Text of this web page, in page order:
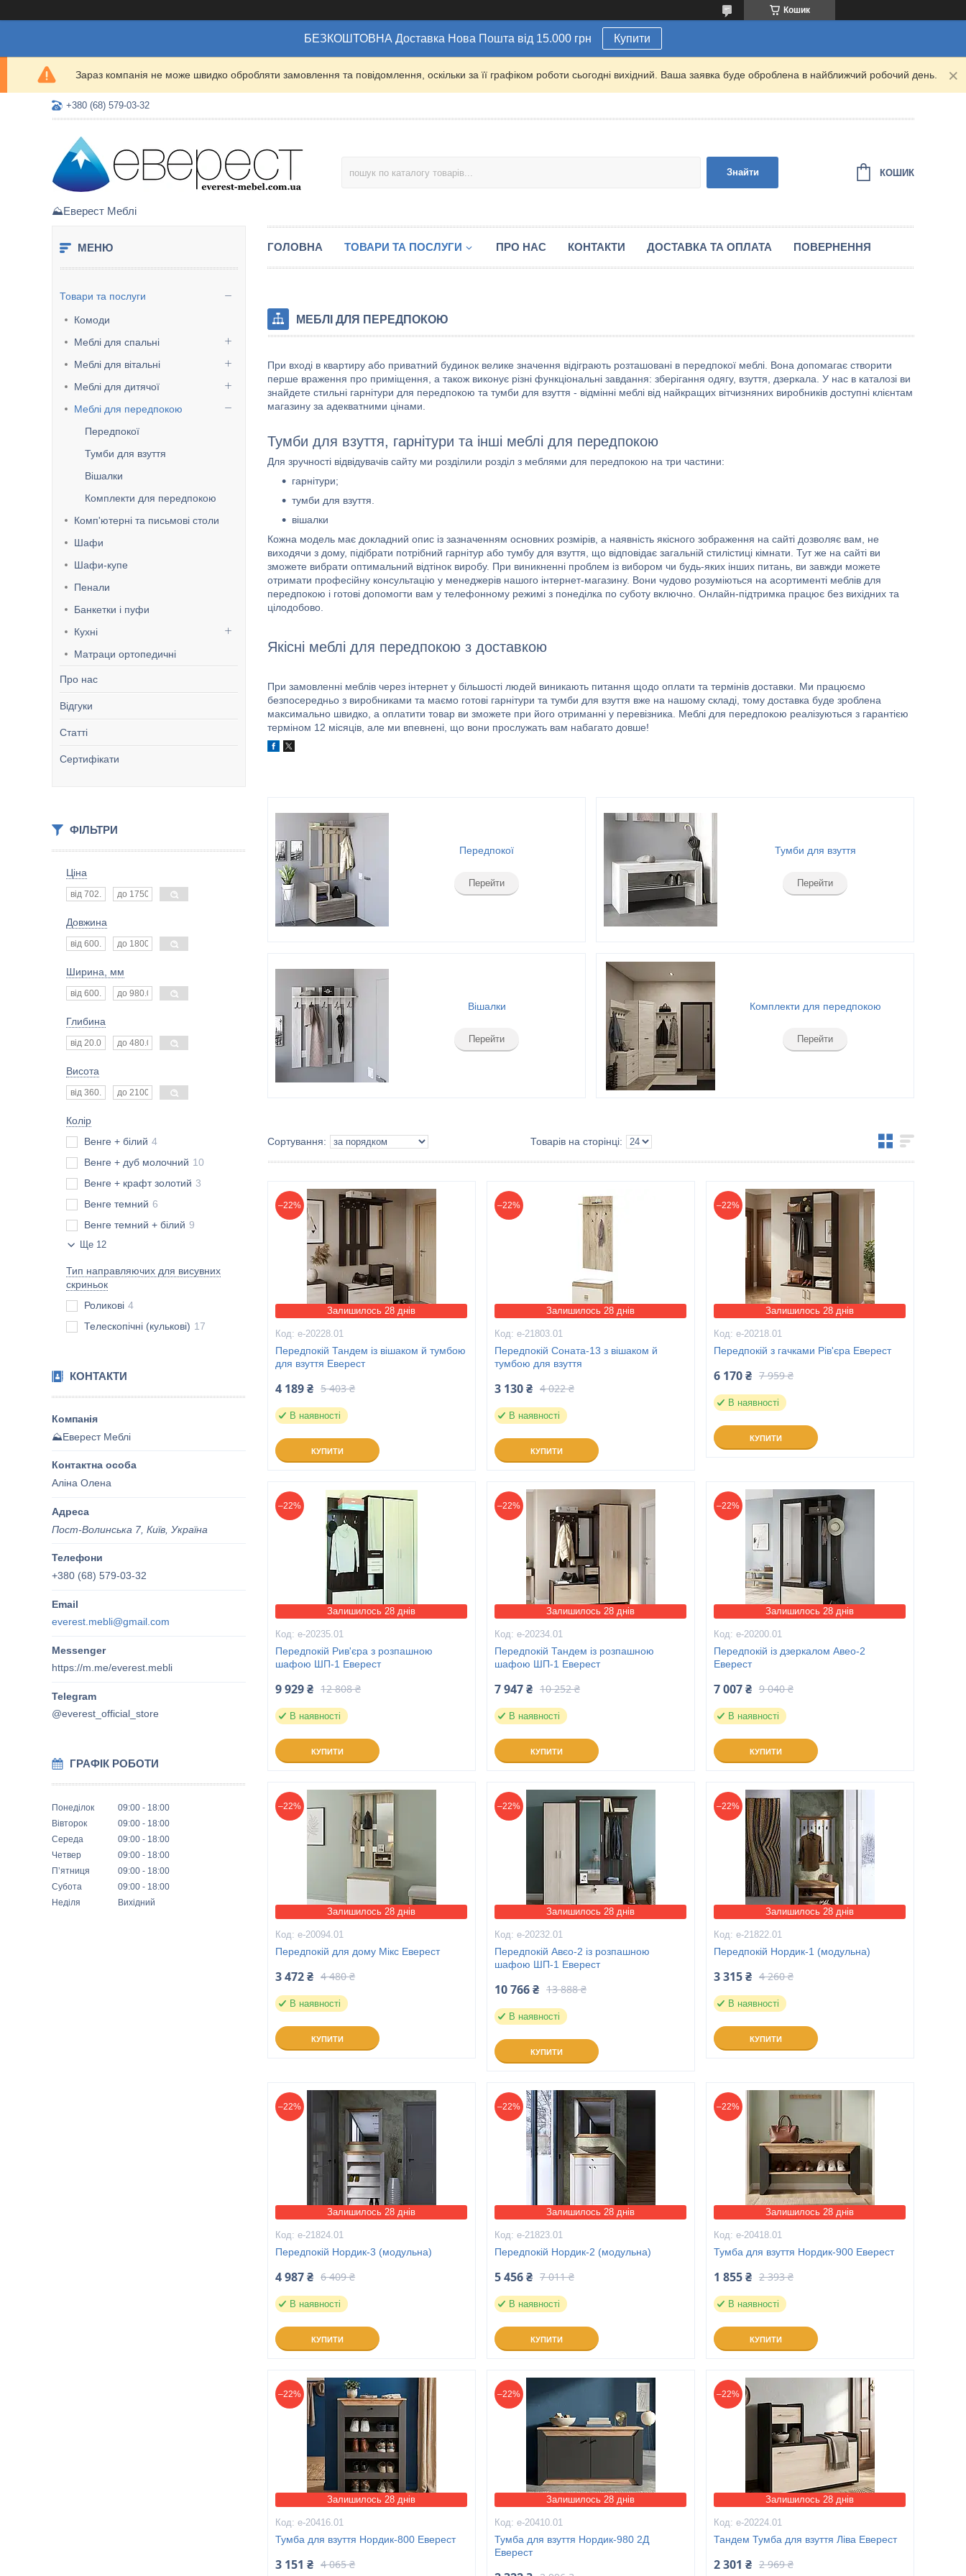
Кошик
БЕЗКОШТОВНА Доставка Нова Пошта від 15.000 грн Купити
Зараз компанія не може швидко обробляти замовлення та повідомлення, оскільки за її графіком роботи сьогодні вихідний. Ваша заявка буде оброблена в найближчий робочий день.
+380 (68) 579-03-32
⛰️Еверест Меблі
Знайти КОШИК
Товари та послуги
Комоди
Меблі для спальні
Меблі для вітальні
Меблі для дитячої
Меблі для передпокою
Передпокої
Тумби для взуття
Вішалки
Комплекти для передпокою
Комп'ютерні та письмові столи
Шафи
Шафи-купе
Пенали
Банкетки і пуфи
Кухні
Матраци ортопедичні
Про нас
Відгуки
Статті
Сертифікати
ФІЛЬТРИ
Ціна
Довжина
Ширина, мм
Глибина
Висота
Колір
Венге + білий 4
Венге + дуб молочний 10
Венге + крафт золотий 3
Венге темний 6
Венге темний + білий 9
Ще 12
Тип направляючих для висувних
скриньок
Роликові 4
Телескопічні (кулькові) 17
КОНТАКТИ
⛰️Еверест Меблі
Аліна Олена
Пост-Волинська 7, Київ, Україна
+380 (68) 579-03-32
everest.mebli@gmail.com
https://m.me/everest.mebli
@everest_official_store
ГРАФІК РОБОТИ
Понеділок 09:00
18:00
Вівторок
09:00
18:00
Середа
09:00
18:00
Четвер
09:00
18:00
Пʼятниця
09:00
18:00
Субота
09:00
18:00
Неділя
Вихідний
ГОЛОВНА ТОВАРИ ТА ПОСЛУГИ ПРО НАС КОНТАКТИ ДОСТАВКА ТА ОПЛАТА ПОВЕРНЕННЯ
МЕБЛІ ДЛЯ ПЕРЕДПОКОЮ
При вході в квартиру або приватний будинок велике значення відіграють розташовані в передпокої меблі. Вона допомагає створити
перше враження про приміщення, а також виконує різні функціональні завдання: зберігання одягу, взуття, дзеркала. У нас в каталозі ви
знайдете стильні гарнітури для передпокою та тумби для взуття - відмінні меблі від найкращих вітчизняних виробників доступні клієнтам
магазину за адекватними цінами.
Тумби для взуття, гарнітури та інші меблі для передпокою
Для зручності відвідувачів сайту ми розділили розділ з меблями для передпокою на три частини:
гарнітури;
тумби для взуття.
вішалки
Кожна модель має докладний опис із зазначенням основних розмірів, а наявність якісного зображення на сайті дозволяє вам, не
виходячи з дому, підібрати потрібний гарнітур або тумбу для взуття, що відповідає загальній стилістиці кімнати. Тут же на сайті ви
зможете вибрати оптимальний відтінок виробу. При виникненні проблем із вибором чи будь-яких інших питань, ви завжди можете
отримати професійну консультацію у менеджерів нашого інтернет-магазину. Вони чудово розуміються на асортименті меблів для
передпокою і готові допомогти вам у телефонному режимі з понеділка по суботу включно. Онлайн-підтримка працює без вихідних та
цілодобово.
Якісні меблі для передпокою з доставкою
При замовленні меблів через інтернет у більшості людей виникають питання щодо оплати та термінів доставки. Ми працюємо
безпосередньо з виробниками та маємо готові гарнітури та тумби для взуття вже на нашому складі, тому доставка буде зроблена
максимально швидко, а оплатити товар ви зможете при його отриманні у перевізника. Меблі для передпокою реалізуються з гарантією
терміном 12 місяців, але ми впевнені, що вони прослужать вам набагато довше!
Передпокої
Перейти
Тумби для взуття
Перейти
Вішалки
Перейти
Комплекти для передпокою
Перейти
–22%
Залишилось 28 днів
е-20228.01
Передпокій Тандем із вішаком й тумбою
для взуття Еверест
4 189 ₴ 5 403 ₴
В наявності
КУПИТИ
–22%
Залишилось 28 днів
е-21803.01
Передпокій Соната-13 з вішаком й
тумбою для взуття
3 130 ₴ 4 022 ₴
В наявності
КУПИТИ
–22%
Залишилось 28 днів
е-20218.01
Передпокій з гачками Рів'єра Еверест
6 170 ₴ 7 959 ₴
В наявності
КУПИТИ
–22%
Залишилось 28 днів
е-20235.01
Передпокій Рив'єра з розпашною
шафою ШП-1 Еверест
9 929 ₴ 12 808 ₴
В наявності
КУПИТИ
–22%
Залишилось 28 днів
е-20234.01
Передпокій Тандем із розпашною
шафою ШП-1 Еверест
7 947 ₴ 10 252 ₴
В наявності
КУПИТИ
–22%
Залишилось 28 днів
е-20200.01
Передпокій із дзеркалом Авео-2
Еверест
7 007 ₴ 9 040 ₴
В наявності
КУПИТИ
–22%
Залишилось 28 днів
е-20094.01
Передпокій для дому Мікс Еверест
3 472 ₴ 4 480 ₴
В наявності
КУПИТИ
–22%
Залишилось 28 днів
е-20232.01
Передпокій Авєо-2 із розпашною
шафою ШП-1 Еверест
10 766 ₴ 13 888 ₴
В наявності
КУПИТИ
–22%
Залишилось 28 днів
е-21822.01
Передпокій Нордик-1 (модульна)
3 315 ₴ 4 260 ₴
В наявності
КУПИТИ
–22%
Залишилось 28 днів
е-21824.01
Передпокій Нордик-3 (модульна)
4 987 ₴ 6 409 ₴
В наявності
КУПИТИ
–22%
Залишилось 28 днів
е-21823.01
Передпокій Нордик-2 (модульна)
5 456 ₴ 7 011 ₴
В наявності
КУПИТИ
–22%
Залишилось 28 днів
е-20418.01
Тумба для взуття Нордик-900 Еверест
1 855 ₴ 2 393 ₴
В наявності
КУПИТИ
–22%
Залишилось 28 днів
е-20416.01
Тумба для взуття Нордик-800 Еверест
3 151 ₴ 4 065 ₴
–22%
Залишилось 28 днів
е-20410.01
Тумба для взуття Нордик-980 2Д
Еверест
–22%
Залишилось 28 днів
е-20224.01
Тандем Тумба для взуття Ліва Еверест
2 301 ₴ 2 969 ₴